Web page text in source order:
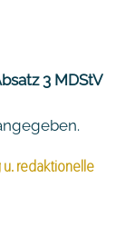
3 MDStV
redaktionelle